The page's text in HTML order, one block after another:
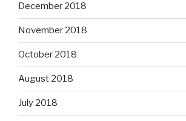
December 2018
November 2018
October 2018
August 2018
July 2018